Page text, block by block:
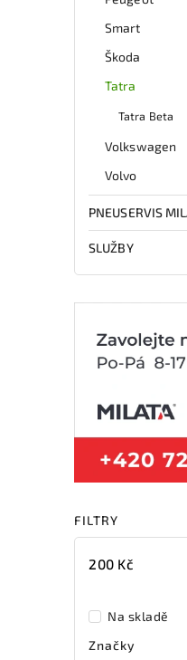
Smart
Škoda
Tatra
Tatra Beta
Volkswagen
Volvo
PNEUSERVIS
SLUŽBY
FILTRY
200 Kč
Na skladě
Značky